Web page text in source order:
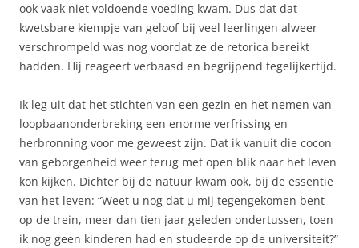
ook vaak niet voldoende voeding kwam. Dus dat dat
kwetsbare kiempje van geloof bij veel leerlingen alweer
verschrompeld was nog voordat ze de retorica bereikt
hadden. Hij reageert verbaasd en begrijpend tegelijkertijd.
Ik leg uit dat het stichten van een gezin en het nemen van
loopbaanonderbreking een enorme verfrissing en
herbronning voor me geweest zijn. Dat ik vanuit die cocon
van geborgenheid weer terug met open blik naar het leven
kon kijken. Dichter bij de natuur kwam ook, bij de essentie
van het leven: “Weet u nog dat u mij tegengekomen bent
op de trein, meer dan tien jaar geleden ondertussen, toen
ik nog geen kinderen had en studeerde op de universiteit?”